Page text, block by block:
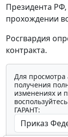
Президента
прохождении
Росгвардия
контракта.
Для просмотра
получения
изменениях и
ГАРАНТ: